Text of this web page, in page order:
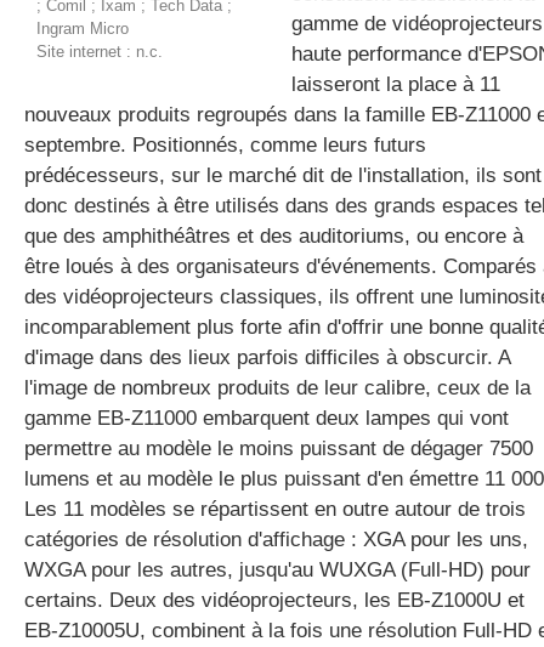
; Comil ; Ixam ; Tech Data ;
Ingram Micro
Site internet : n.c.
gamme de vidéoprojecteurs
haute performance
laisseront la place à 11
nouveaux produits regroupés dans la famille EB-Z11000
septembre. Positionnés, comme leurs futurs
prédécesseurs, sur le marché dit de l'installation, ils sont
donc destinés à être utilisés dans des grands espaces
que des amphithéâtres et des auditoriums, ou encore à
être loués à des organisateurs d'événements. Comparés
des vidéoprojecteurs classiques, ils offrent une
incomparablement plus forte afin d'offrir une bonne
d'image dans des lieux parfois difficiles à obscurcir. A
l'image de nombreux produits de leur calibre, ceux de la
gamme EB-Z11000 embarquent deux lampes qui vont
permettre au modèle le moins puissant de dégager 7500
lumens et au modèle le plus puissant d'en émettre 11
Les 11 modèles se répartissent en outre autour de trois
catégories de résolution d'affichage : XGA pour les uns,
WXGA pour les autres, jusqu'au WUXGA (Full-HD) pour
certains. Deux des vidéoprojecteurs, les EB-Z1000U et
EB-Z10005U, combinent à la fois une résolution Full-HD